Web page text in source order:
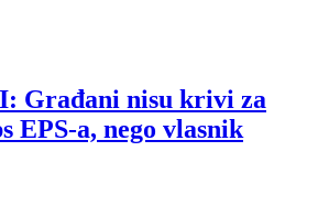
Građani nisu krivi za
EPS-a, nego vlasnik